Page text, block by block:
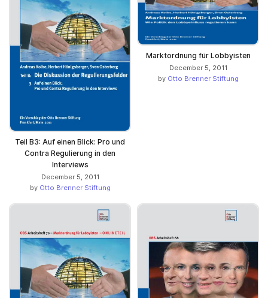
Teil B3: Auf einen Blick: Pro und
Contra Regulierung in den
Interviews
December 5, 2011
by Otto Brenner Stiftung
Marktordnung für Lobbyisten
December 5, 2011
by Otto Brenner Stiftung